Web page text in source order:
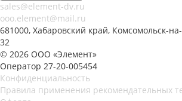
sales@element-dv.ru
ooo.element@mail.ru
681000, Хабаровский край, Комсомольск-
32
© 2026 ООО «Элемент»
Оператор 27-20-005454
Конфиденциальность
Правила применения рекомендательных